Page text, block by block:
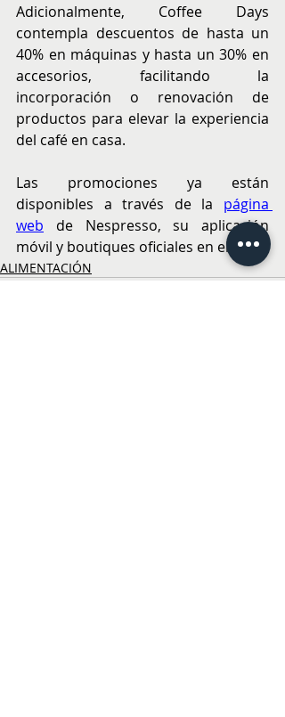
Adicionalmente, Coffee Days
contempla descuentos de hasta un
40% en máquinas y hasta un 30% en
accesorios, facilitando la
incorporación o renovación de
productos para elevar la experiencia
del café en casa.
Las promociones ya están
disponibles a través de la página
web de Nespresso, su aplicación
móvil y boutiques oficiales en el país.
ALIMENTACIÓN